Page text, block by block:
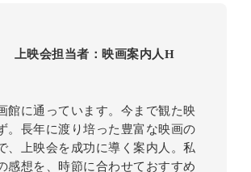
上映会担当者：映画案内人H
館に通っています。今まで観た映
。長年に渡り培った豊富な映画の
、上映会を成功に導く案内人。私
感想を、時節に合わせておすすめ